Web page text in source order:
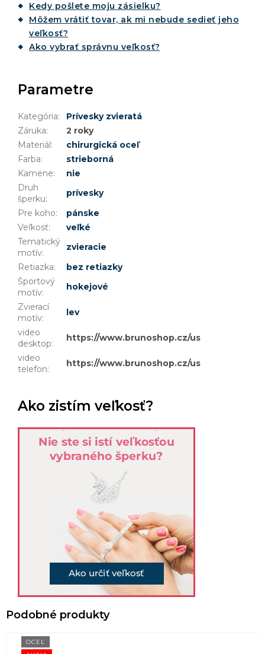
Kedy pošlete moju zásielku?
Môžem vrátiť tovar, ak mi nebude sedieť jeho
veľkosť?
Ako vybrať správnu veľkosť?
Parametre
Kategória:
Prívesky zvieratá
Záruka:
2 roky
Materiál :
chirurgická oceľ
Farba:
strieborná
Kamene:
nie
Druh
šperku:
prívesky
Pre koho:
pánske
Veľkosť:
veľké
Tematický
motív:
zvieracie
Retiazka:
bez retiazky
Športový
motív:
hokejové
Zvierací
motív:
lev
video
desktop:
https://www.brunoshop.cz/user/
video
telefon:
https://www.brunoshop.cz/user/
Ako zistím veľkosť?
OCEĽ